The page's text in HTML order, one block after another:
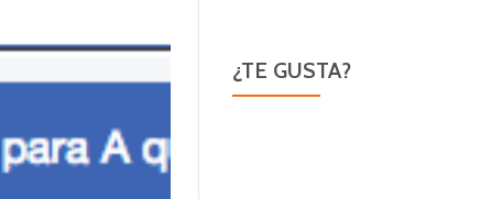
¿TE GUSTA?